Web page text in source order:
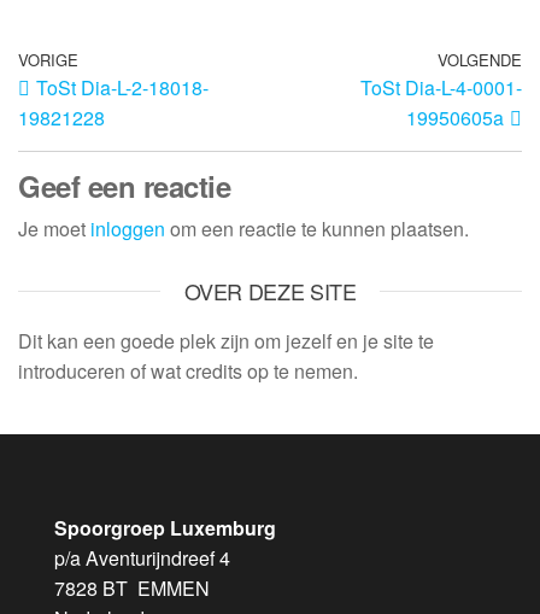
VORIGE
ToSt Dia-L-2-18018-
19821228
VOLGENDE
ToSt Dia-L-4-0001-
19950605a
Geef een reactie
Je moet inloggen om een reactie te kunnen plaatsen.
OVER DEZE SITE
Dit kan een goede plek zijn om jezelf en je site te
introduceren of wat credits op te nemen.
Spoorgroep Luxemburg
p/a Aventurijndreef 4
7828 BT EMMEN